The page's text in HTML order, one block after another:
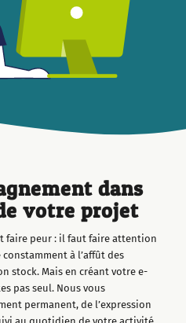
dans
votre projet
faire peur : il faut faire attention
à l’affût des
stock. Mais en créant votre e-
pas seul. Nous vous
permanent, de l’expression